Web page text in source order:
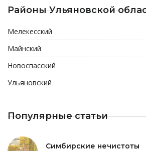
Районы Ульяновской
Мелекесский
Майнский
Новоспасский
Ульяновский
Популярные статьи
Симбирские нечистоты